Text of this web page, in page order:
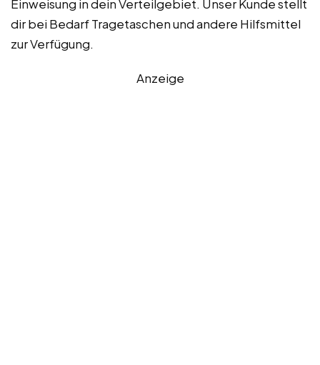
Einweisung in dein Verteilgebiet. Unser Kunde stellt
dir bei Bedarf Tragetaschen und andere Hilfsmittel
zur Verfügung.
Anzeige